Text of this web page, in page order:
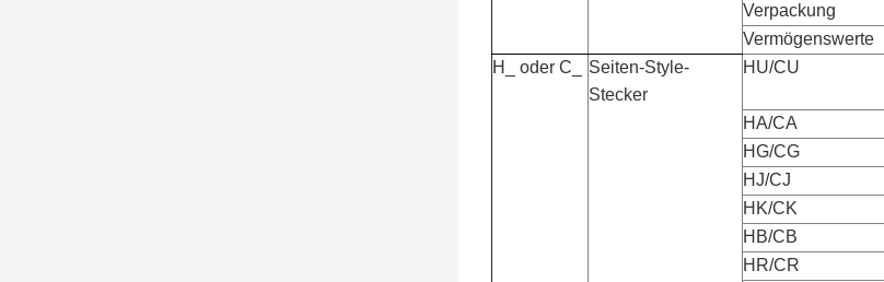
Verpackung
Vermögenswerte
H_ oder C_
Seiten-Style-
Stecker
HU/CU
HA/CA
HG/CG
HJ/CJ
HK/CK
HB/CB
HR/CR